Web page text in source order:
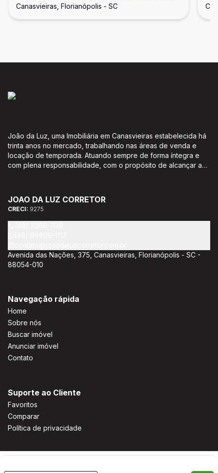
condomínio
Canasvieiras, Florianópolis - SC
João da Luz, uma Imobiliária em Canasvieiras estabelecida há
trinta anos no mercado, trabalhando nas áreas de venda e
locação de temporada. Atuando sempre de forma íntegra e
com plena responsabilidade, com o propósito de alcançar a
credenciado CEF; Análise da capacidade de compra e perfil
do cliente para aumentar o índice de assertividade na escolha
do imóvel; Trabalhamos com oportunidades de negócios.
JOAO DA LUZ CORRETOR
CRECI: 9275
Avenida das Nações, 375, Canasvieiras, Florianópolis - SC -
88054-010
Navegação rápida
Home
Sobre nós
Buscar imóvel
Anunciar imóvel
Contato
Suporte ao Cliente
Favoritos
Comparar
Política de privacidade